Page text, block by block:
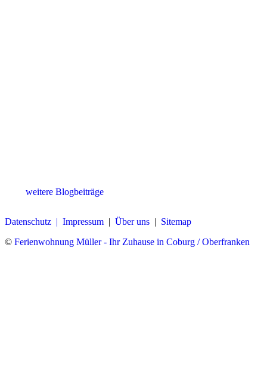
weitere Blogbeiträge
Datenschutz | Impressum | Über uns | Sitemap
© Ferienwohnung Müller - Ihr Zuhause in Coburg / Oberfranken